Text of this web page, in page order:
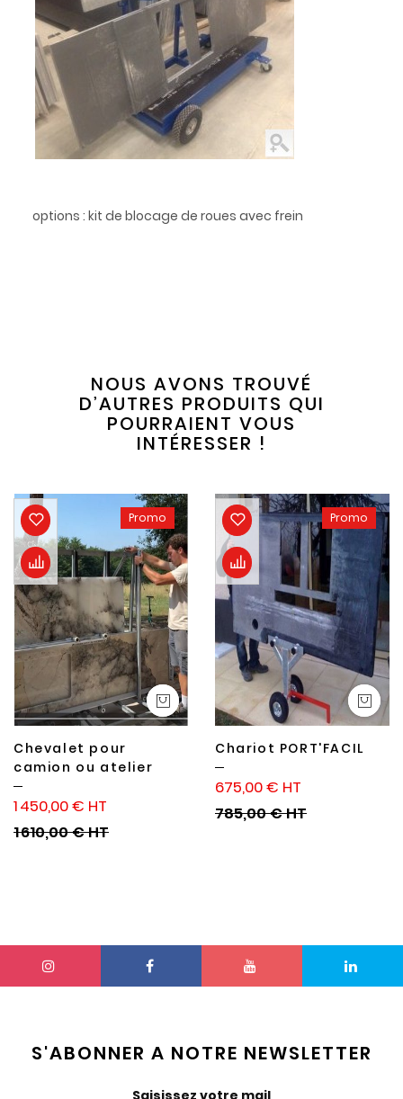
options : kit de blocage de roues avec frein
NOUS AVONS TROUVÉ
D’AUTRES PRODUITS QUI
POURRAIENT VOUS
INTÉRESSER !
Promo
Chevalet pour
camion ou atelier
1 450,00 €
1 610,00 €
Promo
Chariot PORT'FACIL
675,00 €
785,00 €
S'ABONNER A NOTRE NEWSLETTER